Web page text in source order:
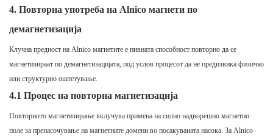
4. Повторна употреба на Alnico магнети по
демагнетизација
Клучна предност на Alnico магнетите е нивната способност повторно да се
магнетизираат по демагнетизацијата, под услов процесот да не предизвика физичко
или структурно оштетување.
4.1 Процес на повторна магнетизација
Повторното магнетизирање вклучува примена на силно надворешно магнетно
поле за пренасочување на магнетните домени во посакуваната насока. За Alnico